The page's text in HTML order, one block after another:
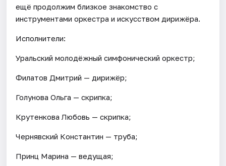
ещё продолжим близкое знакомство с
инструментами оркестра и искусством дирижёра.
Исполнители:
Уральский молодёжный симфонический оркестр;
Филатов Дмитрий — дирижёр;
Голунова Ольга — скрипка;
Крутенкова Любовь — скрипка;
Чернявский Константин — труба;
Принц Марина — ведущая;